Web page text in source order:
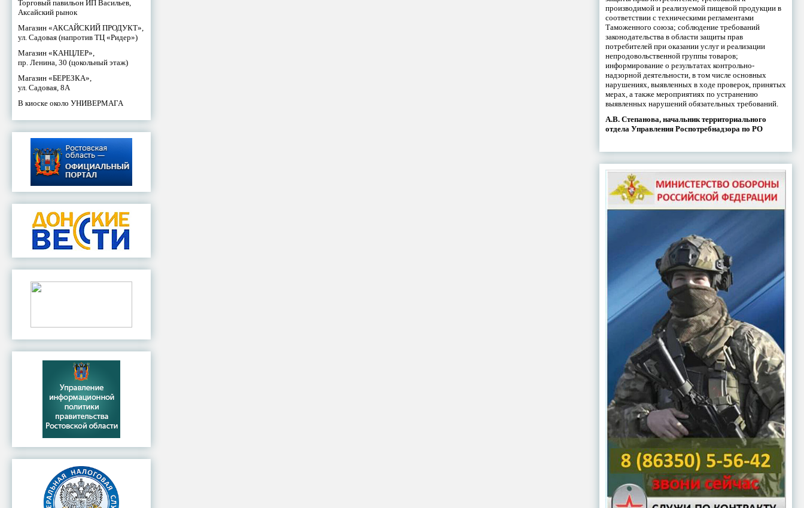
Торговый павильон ИП Васильев,
Аксайский рынок
Магазин «АКСАЙСКИЙ ПРОДУКТ»,
ул. Садовая (напротив ТЦ «Ридер»)
Магазин «КАНЦЛЕР»,
пр. Ленина, 30 (цокольный этаж)
Магазин «БЕРЕЗКА»,
ул. Садовая, 8А
В киоске около УНИВЕРМАГА
производимой и реализуемой пищевой продукции в
соответствии с техническими регламентами
Таможенного союза; соблюдение требований
законодательства в области защиты прав
потребителей при оказании услуг и реализации
непродовольственной группы товаров;
информирование о результатах контрольно-
надзорной деятельности, в том числе основных
нарушениях, выявленных в ходе проверок, принятых
мерах, а также мероприятиях по устранению
выявленных нарушений обязательных требований.
А.В. Степанова, начальник территориального
отдела Управления Роспотребнадзора по РО